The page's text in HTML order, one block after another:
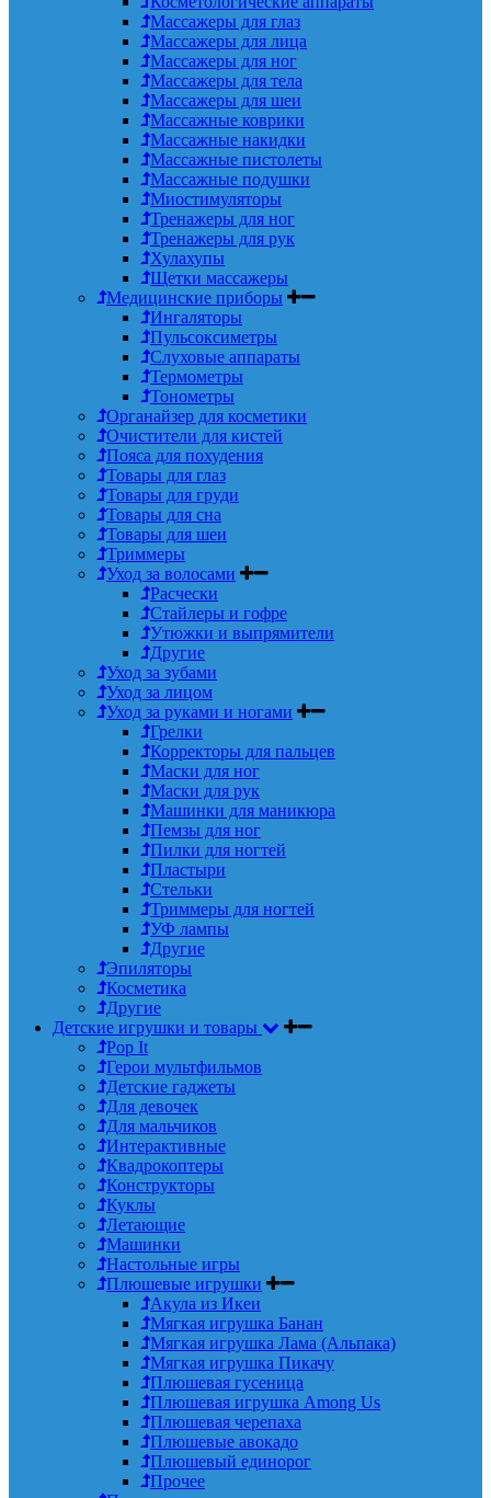
Массажеры для глаз
Массажеры для лица
Массажеры для ног
Массажеры для тела
Массажеры для шеи
Массажные коврики
Массажные накидки
Массажные пистолеты
Массажные подушки
Миостимуляторы
Тренажеры для ног
Тренажеры для рук
Хулахупы
Щетки массажеры
Медицинские приборы
Ингаляторы
Пульсоксиметры
Слуховые аппараты
Термометры
Тонометры
Органайзер для косметики
Очистители для кистей
Пояса для похудения
Товары для глаз
Товары для груди
Товары для сна
Товары для шеи
Триммеры
Уход за волосами
Расчески
Стайлеры и гофре
Утюжки и выпрямители
Другие
Уход за зубами
Уход за лицом
Уход за руками и ногами
Грелки
Корректоры для пальцев
Маски для ног
Маски для рук
Машинки для маникюра
Пемзы для ног
Пилки для ногтей
Пластыри
Стельки
Триммеры для ногтей
УФ лампы
Другие
Эпиляторы
Косметика
Другие
Детские игрушки и товары
Pop It
Герои мультфильмов
Детские гаджеты
Для девочек
Для мальчиков
Интерактивные
Квадрокоптеры
Конструкторы
Куклы
Летающие
Машинки
Настольные игры
Плюшевые игрушки
Акула из Икеи
Мягкая игрушка Банан
Мягкая игрушка Лама (Альпака)
Мягкая игрушка Пикачу
Плюшевая гусеница
Плюшевая игрушка Among Us
Плюшевая черепаха
Плюшевые авокадо
Плюшевый единорог
Прочее